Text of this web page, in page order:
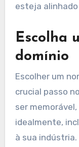
esteja
Escolha
domínio
Escolher um
crucial passo
ser
idealmente,
à sua